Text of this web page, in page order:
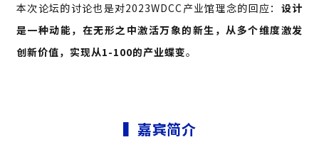
本次论坛的讨论也是对2023WDCC产业馆理念的回应： 设计
是一种动能，在无形之中激活万象的新生，从多个维度激发
创新价值，实现从1-100的产业蝶变。
▍嘉宾简介